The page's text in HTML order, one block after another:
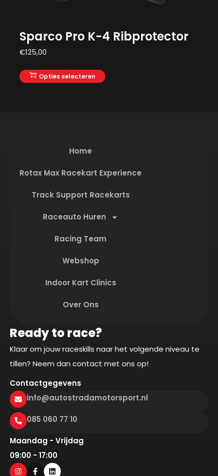
Sparco Pro K-4 Ribprotector
€125,00
Opties selecteren
Home
Rotax Max Racekart Experience
Track Support Racekarts
Raceauto Huren
Racing Team
Webshop
Indoor Kart Clinics
Over Ons
Ready to race?
Klaar om jouw raceskills naar het volgende niveau te
tillen? Neem dan contact met ons op!
Contactgegevens
info@autostradamotorsport.nl
085 060 77 10
Maandag - Vrijdag
09:00 - 17:00